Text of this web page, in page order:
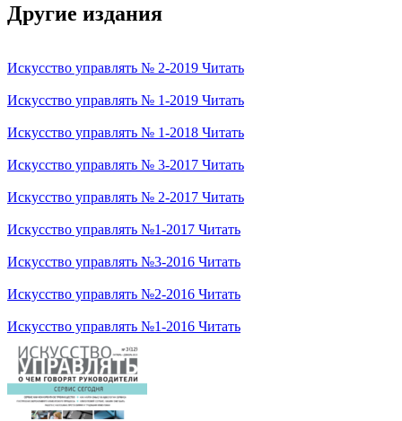
Другие издания
Искусство управлять № 2-2019 Читать
Искусство управлять № 1-2019 Читать
Искусство управлять № 1-2018 Читать
Искусство управлять № 3-2017 Читать
Искусство управлять № 2-2017 Читать
Искусство управлять №1-2017 Читать
Искусство управлять №3-2016 Читать
Искусство управлять №2-2016 Читать
Искусство управлять №1-2016 Читать